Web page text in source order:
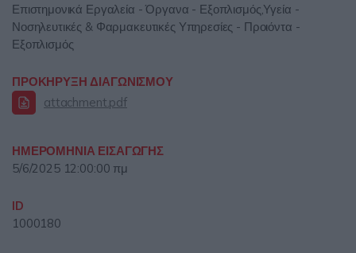
Επιστημονικά Εργαλεία - Όργανα - Εξοπλισμός,Υγεία -
Νοσηλευτικές & Φαρμακευτικές Υπηρεσίες - Προιόντα -
Εξοπλισμός
ΠΡΟΚΗΡΥΞΗ ΔΙΑΓΩΝΙΣΜΟΥ
attachment.pdf
ΗΜΕΡΟΜΗΝΙΑ ΕΙΣΑΓΩΓΗΣ
5/6/2025 12:00:00 πμ
ID
1000180